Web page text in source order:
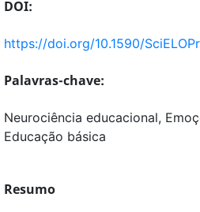
DOI:
https://doi.org/10.1590/
Palavras-chave:
Neurociência educacional,
Educação básica
Resumo